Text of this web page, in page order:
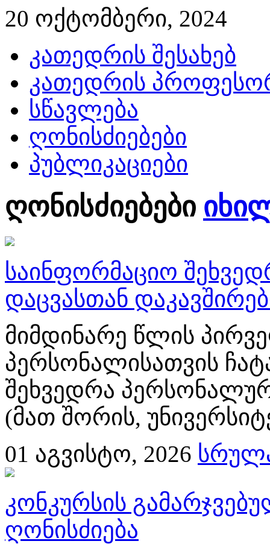
20 ოქტომბერი, 2024
კათედრის შესახებ
კათედრის
სწავლება
ღონისძიებები
პუბლიკაციები
ღონისძიებები
საინფორმაციო
დაცვასთან
მიმდინარე წლის
პერსონალისათვის
შეხვედრა
(მათ შორის,
01 აგვისტო, 2026
კონკურსის
ღონისძიება